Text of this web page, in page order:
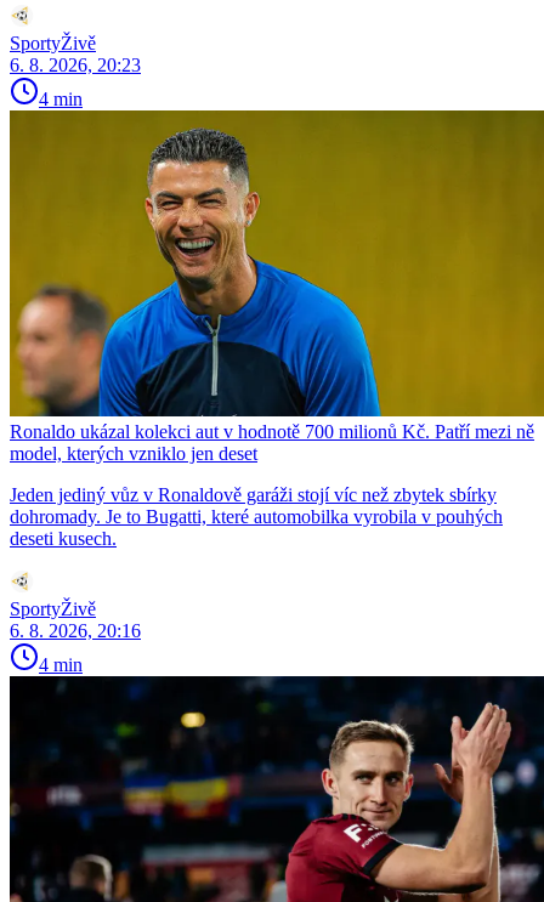
SportyŽivě
6. 8. 2026, 20:23
4 min
Ronaldo ukázal kolekci aut v hodnotě 700 milionů Kč. Patří mezi ně
model, kterých vzniklo jen deset
Jeden jediný vůz v Ronaldově garáži stojí víc než zbytek sbírky
dohromady. Je to Bugatti, které automobilka vyrobila v pouhých
deseti kusech.
SportyŽivě
6. 8. 2026, 20:16
4 min